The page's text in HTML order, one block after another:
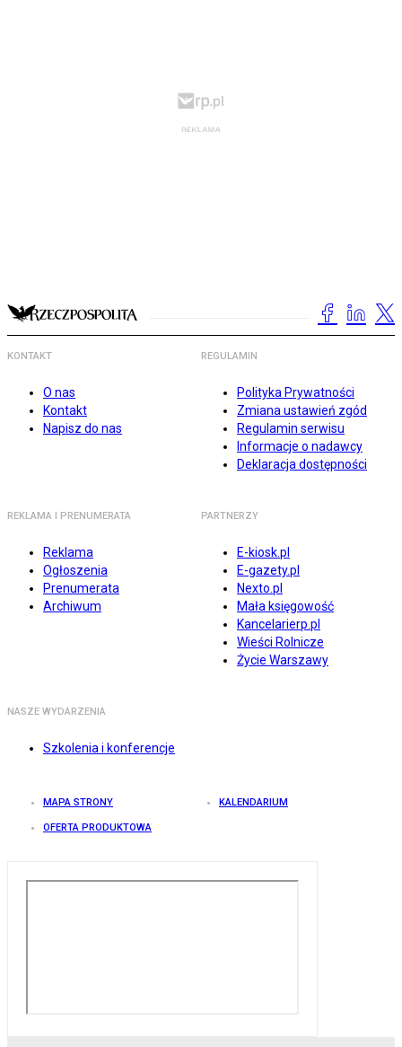
KONTAKT
O nas
Kontakt
Napisz do nas
REGULAMIN
Polityka Prywatności
Zmiana ustawień zgód
Regulamin serwisu
Informacje o nadawcy
Deklaracja dostępności
REKLAMA I PRENUMERATA
Reklama
Ogłoszenia
Prenumerata
Archiwum
PARTNERZY
E-kiosk.pl
E-gazety.pl
Nexto.pl
Mała księgowość
Kancelarierp.pl
Wieści Rolnicze
Życie Warszawy
NASZE WYDARZENIA
Szkolenia i konferencje
MAPA STRONY KALENDARIUM
OFERTA PRODUKTOWA